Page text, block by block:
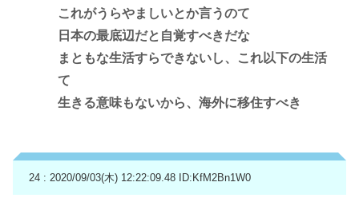
これがうらやましいとか言うのて
日本の最底辺だと自覚すべきだな
まともな生活すらできないし、これ以下の生活
て
生きる意味もないから、海外に移住すべき
24 : 2020/09/03(木) 12:22:09.48 ID:KfM2Bn1W0